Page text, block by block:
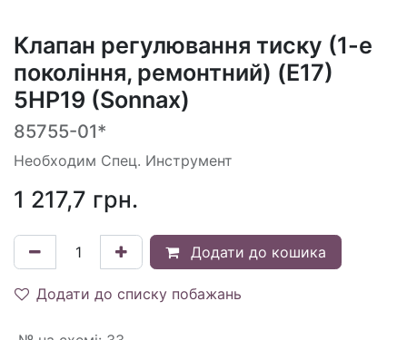
Клапан регулювання тиску (1-е
покоління, ремонтний) (E17)
5HP19 (Sonnax)
85755-01*
Необходим Спец. Инструмент
1 217,7 грн.
Додати до кошика
Додати до списку побажань